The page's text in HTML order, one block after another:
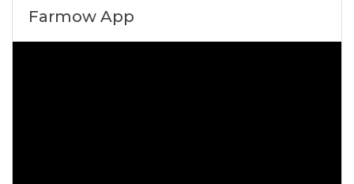
Farmow App